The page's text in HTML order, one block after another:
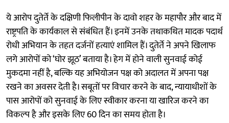
ये आरोप दुतेर्ते के दक्षिणी फिलीपीन के दावो शहर के महापौर और बाद में
राष्ट्रपति के कार्यकाल से संबंधित हैं। इनमें उनके तथाकथित मादक पदार्थ
रोधी अभियान के तहत दर्जनों हत्याएं शामिल हैं। दुतेर्ते ने अपने खिलाफ
लगे आरोपों को ‘घोर झूठ’ बताया है। हेग में होने वाली सुनवाई कोई
मुकदमा नहीं है, बल्कि यह अभियोजन पक्ष को अदालत में अपना पक्ष
रखने का अवसर देती है। सबूतों पर विचार करने के बाद, न्यायाधीशों के
पास आरोपों को सुनवाई के लिए स्वीकार करना या खारिज करने का
विकल्प है और इसके लिए 60 दिन का समय होता है।